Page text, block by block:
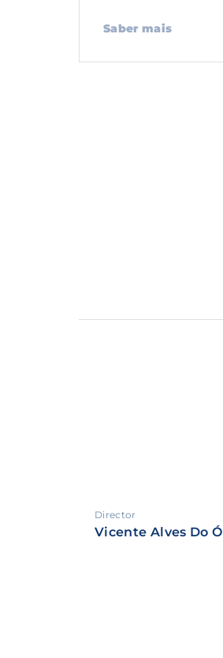
Saber mais
Director
Vicente Alves Do Ó